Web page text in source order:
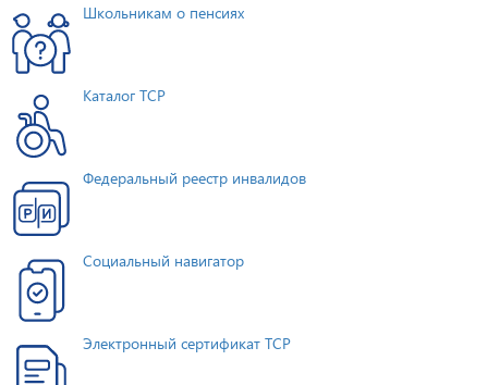
Школьникам о пенсиях
Каталог ТСР
Федеральный реестр инвалидов
Социальный навигатор
Электронный сертификат ТСР